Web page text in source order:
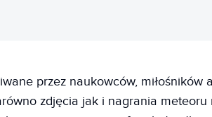
przez naukowców, miłośników
zdjęcia jak i nagrania meteoru